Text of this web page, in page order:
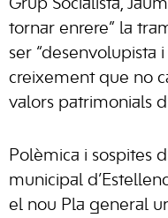
Grup Socialista,
tornar enrere” la
ser
creixement que no
valors patrimonials
Polèmica i sospites
municipal
el nou Pla general